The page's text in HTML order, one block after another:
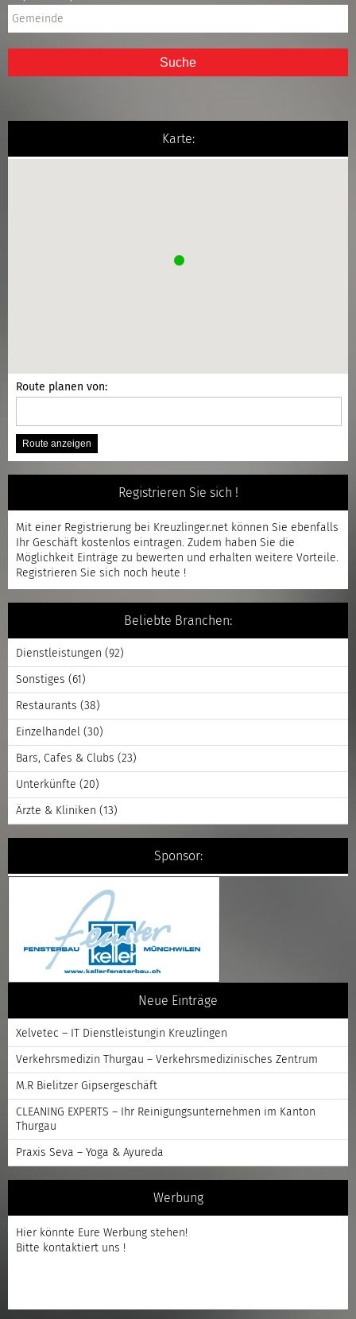
Suche
Karte:
Route planen von:
Registrieren Sie sich !
Mit einer Registrierung bei Kreuzlinger.net können Sie ebenfalls
Ihr Geschäft kostenlos eintragen. Zudem haben Sie die
Möglichkeit Einträge zu bewerten und erhalten weitere Vorteile.
Registrieren Sie sich noch heute !
Beliebte Branchen:
Dienstleistungen (92)
Sonstiges (61)
Restaurants (38)
Einzelhandel (30)
Bars, Cafes & Clubs (23)
Unterkünfte (20)
Ärzte & Kliniken (13)
Sponsor:
Neue Einträge
Xelvetec – IT Dienstleistungin Kreuzlingen
Verkehrsmedizin Thurgau – Verkehrsmedizinisches Zentrum
M.R Bielitzer Gipsergeschäft
CLEANING EXPERTS – Ihr Reinigungsunternehmen im Kanton
Thurgau
Praxis Seva – Yoga & Ayureda
Werbung
Hier könnte Eure Werbung stehen!
Bitte kontaktiert uns !